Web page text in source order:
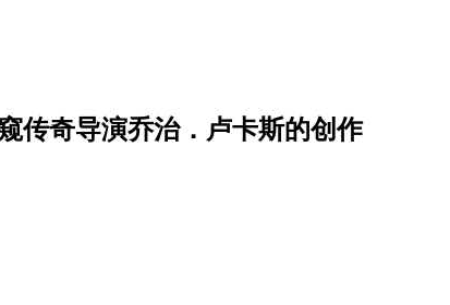
传奇导演乔治．卢卡斯的创作